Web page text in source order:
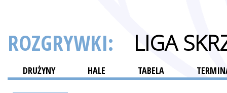
ROZGRYWKI: LIGA
DRUŻYNY HALE TABELA